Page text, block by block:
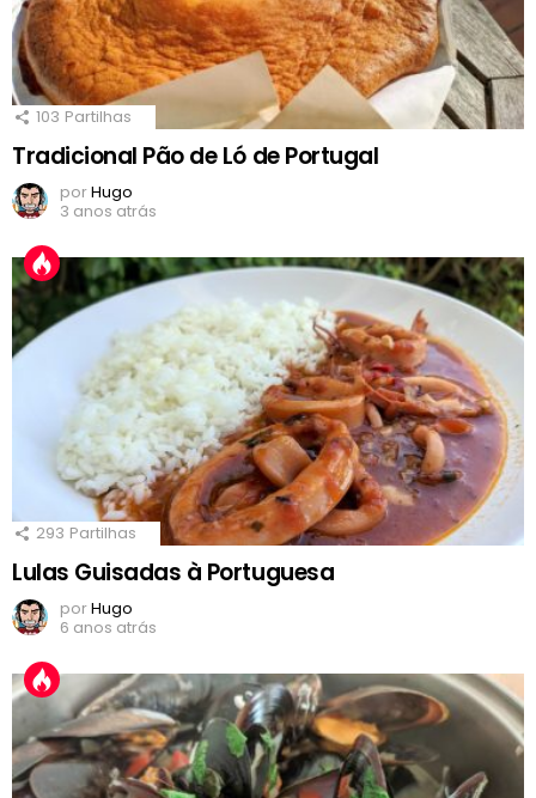
103 Partilhas
Tradicional Pão de Ló de Portugal
porHugo
3 anos atrás
293 Partilhas
Lulas Guisadas à Portuguesa
porHugo
6 anos atrás